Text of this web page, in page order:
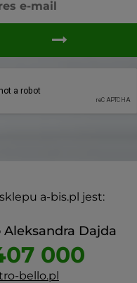
a-bis.pl jest:
Aleksandra Dajda
000
bello.pl